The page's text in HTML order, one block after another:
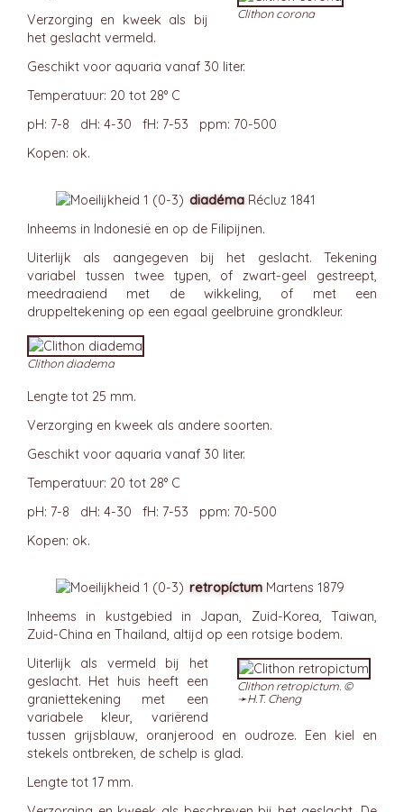
Clithon corona
Verzorging en kweek als bij
het geslacht vermeld.
Geschikt voor aquaria vanaf 30 liter.
Temperatuur: 20 tot 28° C
pH: 7-8 dH: 4-30 fH: 7-53 ppm: 70-500
Kopen: ok.
diadéma Récluz 1841
Inheems in Indonesië en op de Filipijnen.
Uiterlijk als aangegeven bij het geslacht. Tekening
variabel tussen twee typen, of zwart-geel gestreept,
meedraaiend met de wikkeling, of met een
druppeltekening op een egaal geelbruine grondkleur.
Clithon diadema
Lengte tot 25 mm.
Verzorging en kweek als andere soorten.
Geschikt voor aquaria vanaf 30 liter.
Temperatuur: 20 tot 28° C
pH: 7-8 dH: 4-30 fH: 7-53 ppm: 70-500
Kopen: ok.
retropíctum Martens 1879
Inheems in kustgebied in Japan, Zuid-Korea, Taiwan,
Zuid-China en Thailand, altijd op een rotsige bodem.
Clithon retropictum. ©
➛H.T. Cheng
Uiterlijk als vermeld bij het
geslacht. Het huis heeft een
graniettekening met een
variabele kleur, variërend
tussen grijsblauw, oranjerood en oudroze. Een kiel en
stekels ontbreken, de schelp is glad.
Lengte tot 17 mm.